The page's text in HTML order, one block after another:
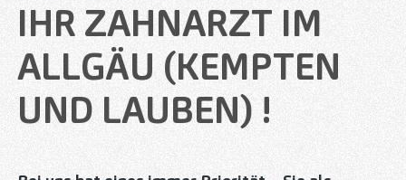
IHR ZAHNARZT IM
ALLGÄU (KEMPTEN
UND LAUBEN) !